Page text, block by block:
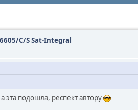
C/S Sat-Integral
подошла, респект автору